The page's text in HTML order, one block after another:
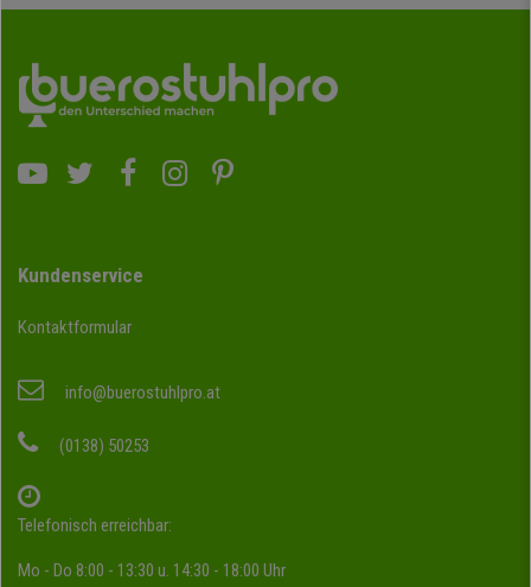
Kundenservice
Kontaktformular
info@buerostuhlpro.at
(0138) 50253
Telefonisch erreichbar:
Mo - Do 8:00 - 13:30 u. 14:30 - 18:00 Uhr